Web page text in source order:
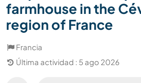
farmhouse in the
region of France
Francia
Última actividad : 5 ago 2026